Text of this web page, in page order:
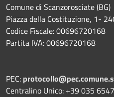
Comune di Scanzorosciate (BG)
Piazza della Costituzione, 1-
Codice Fiscale: 00696720168
Partita IVA: 00696720168
PEC:
Centralino Unico: +39 035